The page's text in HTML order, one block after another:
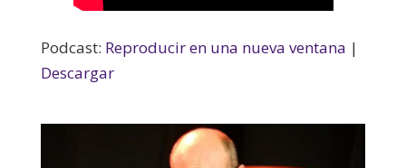
Podcast: Reproducir en una nueva ventana |
Descargar